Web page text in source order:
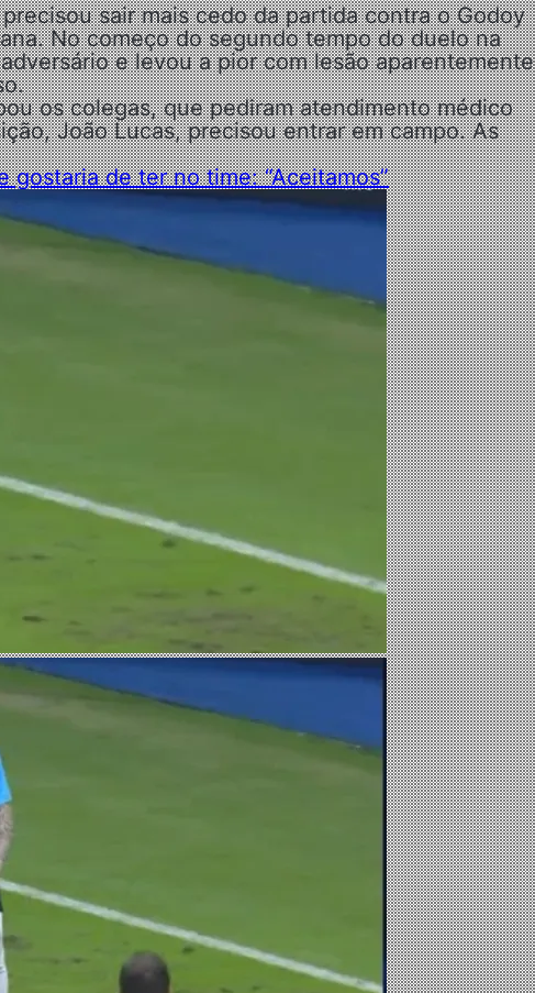
sair mais cedo da partida contra o Godoy
No começo do segundo tempo do duelo na
e levou a pior com lesão aparentemente
os colegas, que pediram atendimento médico
João Lucas, precisou entrar em campo. As
de ter no time: “Aceitamos”